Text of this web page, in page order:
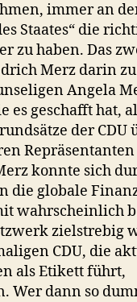
immer an
Staates“ die
zu haben. Das
Merz darin
Angela
es geschafft hat,
der CDU
konnte sich
die globale
wahrscheinlich
zielstrebig
CDU, die
als Etikett führt,
Wer dann so